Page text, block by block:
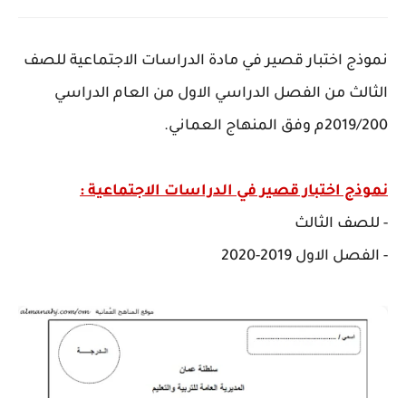
نموذج اختبار قصير في مادة الدراسات الاجتماعية للصف
الثالث من الفصل الدراسي الاول من العام الدراسي
2019/200م وفق المنهاج العماني.
نموذج اختبار قصير في الدراسات الاجتماعية :
- للصف الثالث
- الفصل الاول 2019-2020